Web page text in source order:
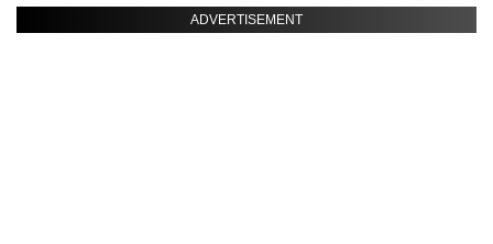
ADVERTISEMENT